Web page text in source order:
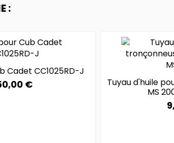
:
Cadet CC1025RD-J
€
Tuyau d'huile
MS